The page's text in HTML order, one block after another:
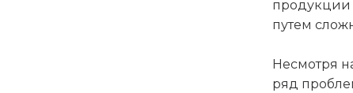
продукции
путем
Несмотря
ряд